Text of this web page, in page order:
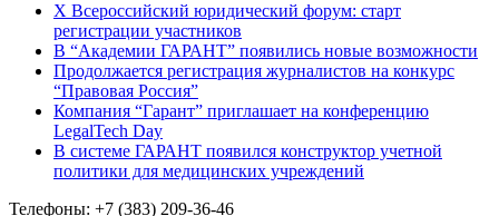
X Всероссийский юридический форум: старт
регистрации участников
В “Академии ГАРАНТ” появились новые возможности
Продолжается регистрация журналистов на конкурс
“Правовая Россия”
Компания “Гарант” приглашает на конференцию
LegalTech Day
В системе ГАРАНТ появился конструктор учетной
политики для медицинских учреждений
Телефоны: +7 (383) 209-36-46